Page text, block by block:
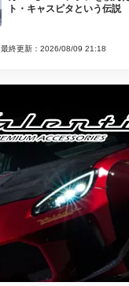
ト・キャスピタという伝説
最終更新：2026/08/09 21:18